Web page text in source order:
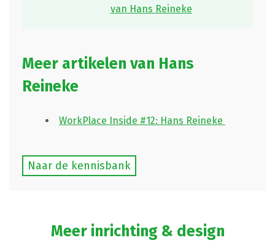
van Hans Reineke
Meer artikelen van Hans
Reineke
WorkPlace Inside #12: Hans Reineke
Naar de kennisbank
Meer inrichting & design